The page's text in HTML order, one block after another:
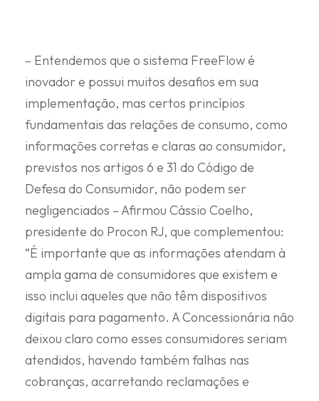
– Entendemos que o sistema FreeFlow é
inovador e possui muitos desafios em sua
implementação, mas certos princípios
fundamentais das relações de consumo, como
informações corretas e claras ao consumidor,
previstos nos artigos 6 e 31 do Código de
Defesa do Consumidor, não podem ser
negligenciados – Afirmou Cássio Coelho,
presidente do Procon RJ, que complementou:
“É importante que as informações atendam à
ampla gama de consumidores que existem e
isso inclui aqueles que não têm dispositivos
digitais para pagamento. A Concessionária não
deixou claro como esses consumidores seriam
atendidos, havendo também falhas nas
cobranças, acarretando reclamações e